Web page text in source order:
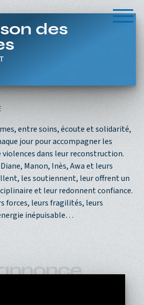
des
entre soins, écoute et solidarité,
jour pour accompagner les
dans leur reconstruction.
Manon, Inès, Awa et leurs
les soutiennent, leur offrent un
et leur redonnent confiance.
forces, leurs fragilités, leurs
inépuisable…